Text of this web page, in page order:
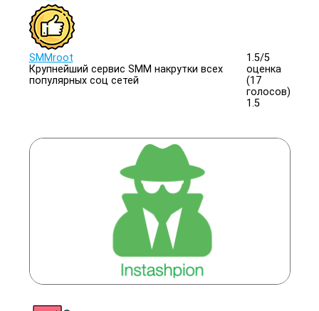
SMMroot
Крупнейший сервис SMM накрутки всех
популярных соц сетей
1.5/5
оценка
(17
голосов)
1.5